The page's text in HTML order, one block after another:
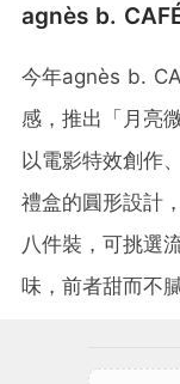
agnès b.
今年agnès b.
感，推出「月亮
以電影特效創作
禮盒的圓形設計
八件裝，可挑選
味，前者甜而不